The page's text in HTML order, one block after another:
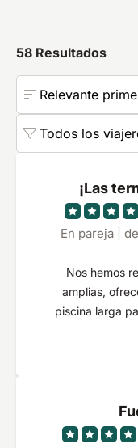
58 Resultados
Relevante
Todos los
¡Las
En pareja |
Nos hemos
amplias,
piscina larga